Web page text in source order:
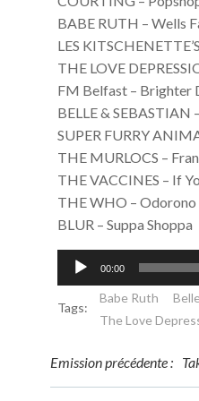
BABE RUTH – Wells
LES
THE LOVE
FM Belfast – Brighter
BELLE & SEBASTIAN
SUPER FURRY
THE MURLOCS –
THE VACCINES – If
THE WHO – Odorono
BLUR – Suppa Shoppa
Lecteur
audio
00:00
Tags:
Babe Ruth
The Love
Post
Emission précédente :